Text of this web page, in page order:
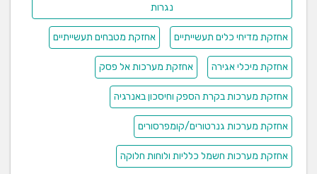
נגרות
אחזקת מדיחי כלים תעשייתיים אחזקת מטבחים תעשייתיים
אחזקת מיכלי אגירה אחזקת מערכות אל פסק
אחזקת מערכות בקרת הספק וחיסכון באנרגיה
אחזקת מערכות גנרטורים/קומפרסורים
אחזקת מערכות חשמל כלליות ולוחות חלוקה